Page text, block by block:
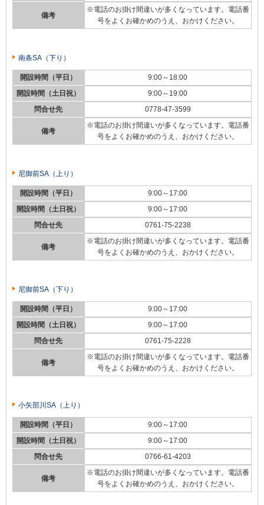
備考
※電話のお掛け間違いが多くなっています。電話番
号をよくお確かめのうえ、おかけください。
南条SA（下り）
開設時間（平日）
9:00～18:00
開設時間（土日祝）
9:00～19:00
問合せ先
0778-47-3599
備考
※電話のお掛け間違いが多くなっています。電話番
号をよくお確かめのうえ、おかけください。
尼御前SA（上り）
開設時間（平日）
9:00～17:00
開設時間（土日祝）
9:00～17:00
問合せ先
0761-75-2238
備考
※電話のお掛け間違いが多くなっています。電話番
号をよくお確かめのうえ、おかけください。
尼御前SA（下り）
開設時間（平日）
9:00～17:00
開設時間（土日祝）
9:00～17:00
問合せ先
0761-75-2228
備考
※電話のお掛け間違いが多くなっています。電話番
号をよくお確かめのうえ、おかけください。
小矢部川SA（上り）
開設時間（平日）
9:00～17:00
開設時間（土日祝）
9:00～17:00
問合せ先
0766-61-4203
備考
※電話のお掛け間違いが多くなっています。電話番
号をよくお確かめのうえ、おかけください。